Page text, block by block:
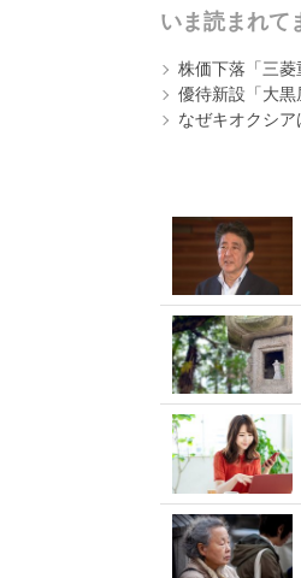
いま読まれて
株価下落「三菱
優待新設「大
なぜキオクシ